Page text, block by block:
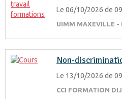
Le 06/10/2026 de
UIMM MAXEVILLE -
Non-
Le 13/10/2026 de
CCI FORMATION